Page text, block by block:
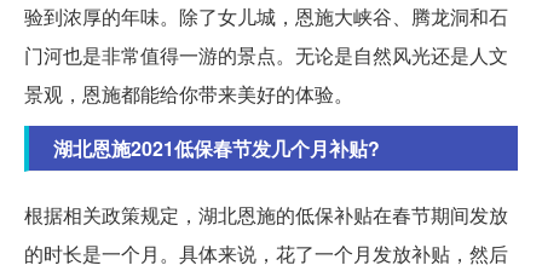
验到浓厚的年味。除了女儿城，恩施大峡谷、腾龙洞和石
门河也是非常值得一游的景点。无论是自然风光还是人文
景观，恩施都能给你带来美好的体验。
湖北恩施2021低保春节发几个月补贴?
根据相关政策规定，湖北恩施的低保补贴在春节期间发放
的时长是一个月。具体来说，花了一个月发放补贴，然后